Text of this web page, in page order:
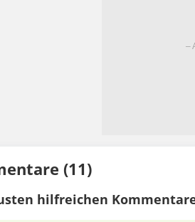
(11)
hilfreichen